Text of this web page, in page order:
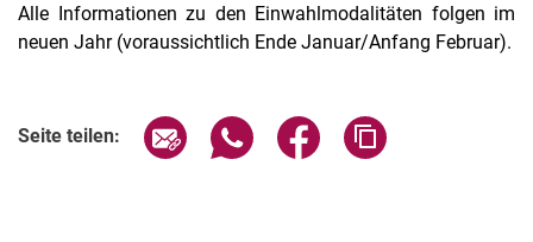
Alle Informationen zu den Einwahlmodalitäten folgen im
neuen Jahr (voraussichtlich Ende Januar/Anfang Februar).
Seite teilen: Seite über E-Mail teilen
Seite über WhatsApp teilen
Seite über Facebook